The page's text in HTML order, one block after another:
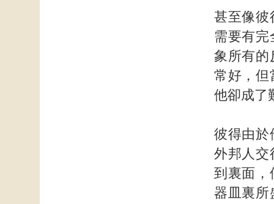
甚至像彼
需要有完
象所有的
常好，但
他卻成了
彼得由於
外邦人交
到裏面，
器皿裏所